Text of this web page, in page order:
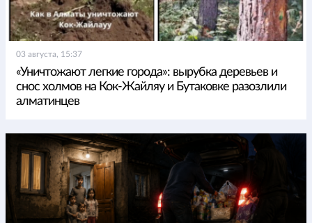
03 августа, 15:37
«Уничтожают легкие города»: вырубка деревьев и
снос холмов на Кок-Жайляу и Бутаковке разозлили
алматинцев